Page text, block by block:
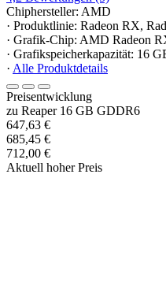
Chiphersteller: AMD
· Produktlinie: Radeon RX,
· Grafik-Chip: AMD Radeon
· Grafikspeicherkapazität: 16
· Alle Produktdetails
Preisentwicklung
zu Reaper 16 GB GDDR6
647,63 €
685,45 €
712,00 €
Aktuell hoher Preis